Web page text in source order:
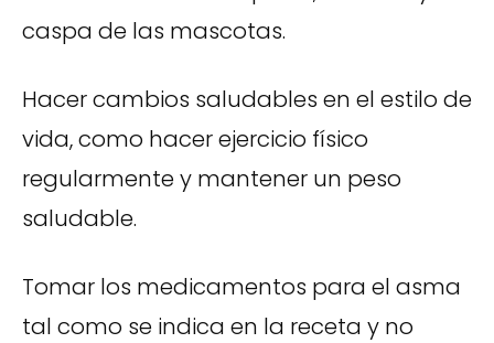
caspa de las mascotas.
Hacer cambios saludables en el estilo de
vida, como hacer ejercicio físico
regularmente y mantener un peso
saludable.
Tomar los medicamentos para el asma
tal como se indica en la receta y no